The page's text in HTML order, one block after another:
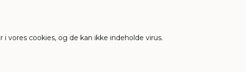
vores cookies, og de kan ikke indeholde virus.